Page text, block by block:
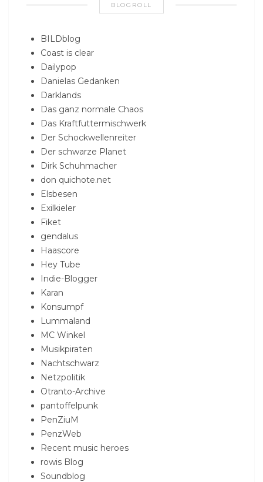
BLOGROLL
BILDblog
Coast is clear
Dailypop
Danielas Gedanken
Darklands
Das ganz normale Chaos
Das Kraftfuttermischwerk
Der Schockwellenreiter
Der schwarze Planet
Dirk Schuhmacher
don quichote.net
Elsbesen
Exilkieler
Fiket
gendalus
Haascore
Hey Tube
Indie-Blogger
Karan
Konsumpf
Lummaland
MC Winkel
Musikpiraten
Nachtschwarz
Netzpolitik
Otranto-Archive
pantoffelpunk
PenZiuM
PenzWeb
Recent music heroes
rowis Blog
Soundblog